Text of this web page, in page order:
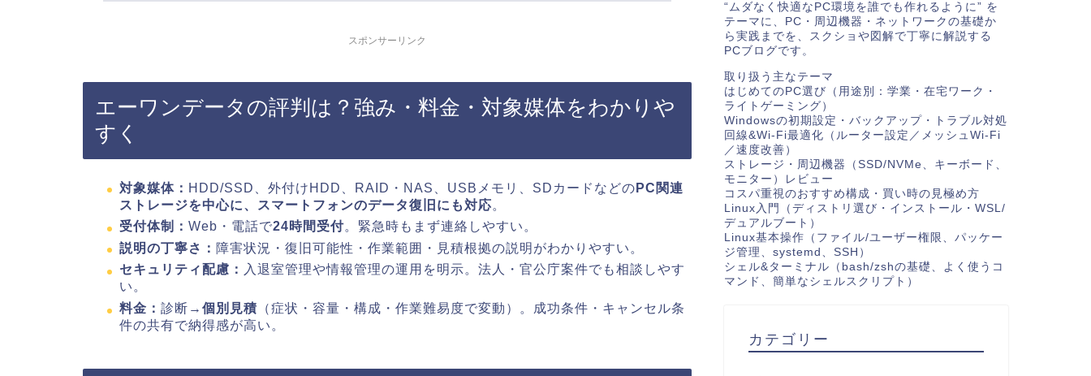
スポンサーリンク
エーワンデータの評判は？強み・料金・対象媒体をわかりや
すく
対象媒体： HDD/SSD、外付けHDD、RAID・NAS、USBメモリ、SDカードなどの PC関連
ストレージを中心に、スマートフォンのデータ復旧にも対応。
受付体制： Web・電話で24時間受付。緊急時もまず連絡しやすい。
説明の丁寧さ： 障害状況・復旧可能性・作業範囲・見積根拠の説明がわかりやすい。
セキュリティ配慮： 入退室管理や情報管理の運用を明示。法人・官公庁案件でも相談しやす
い。
料金： 診断→ 個別見積 （症状・容量・構成・作業難易度で変動）。成功条件・キャンセル条
件の共有で納得感が高い。
“ムダなく快適なPC環境を誰でも作れるように” を
テーマに、PC・周辺機器・ネットワークの基礎か
ら実践までを、スクショや図解で丁寧に解説する
PCブログです。
取り扱う主なテーマ
はじめてのPC選び（用途別：学業・在宅ワーク・
ライトゲーミング）
Windowsの初期設定・バックアップ・トラブル対処
回線&Wi-Fi最適化（ルーター設定／メッシュWi-Fi
／速度改善）
ストレージ・周辺機器（SSD/NVMe、キーボード、
モニター）レビュー
コスパ重視のおすすめ構成・買い時の見極め方
Linux入門（ディストリ選び・インストール・WSL/
デュアルブート）
Linux基本操作（ファイル/ユーザー権限、パッケー
ジ管理、systemd、SSH）
シェル&ターミナル（bash/zshの基礎、よく使うコ
マンド、簡単なシェルスクリプト）
カテゴリー